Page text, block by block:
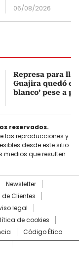
06/08/2026
Represa para
Guajira quedó en
blanco’ pese a
reservados.
las reproducciones y
desde este sitio
medios que resulten
Newsletter
de Clientes
legal
de cookies
Código Ético